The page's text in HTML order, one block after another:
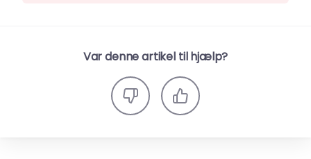
Var denne artikel til hjælp?